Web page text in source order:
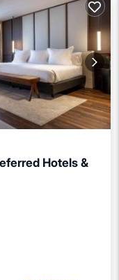
Hotels &